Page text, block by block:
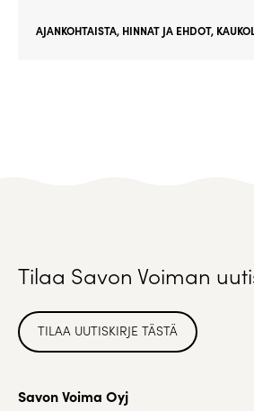
AJANKOHTAISTA, HINNAT JA EHDOT,
Tilaa Savon Voiman
TILAA UUTISKIRJE TÄSTÄ
Savon Voima Oyj